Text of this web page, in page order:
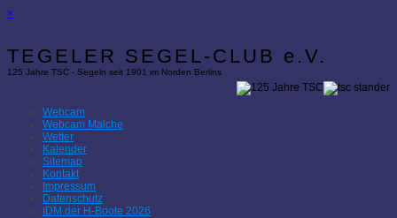
×
TEGELER SEGEL-CLUB e.V.
125 Jahre TSC - Segeln seit 1901 im Norden Berlins
Webcam
Webcam Malche
Wetter
Kalender
Sitemap
Kontakt
Impressum
Datenschutz
IDM der H-Boote 2026